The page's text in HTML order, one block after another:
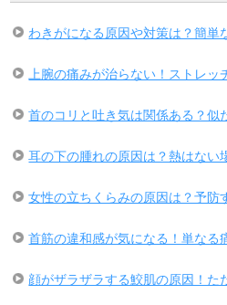
わきがになる原因や対策は？簡単
上腕の痛みが治らない！ストレ
首のコリと吐き気は関係ある？似
耳の下の腫れの原因は？熱はない
女性の立ちくらみの原因は？予防
首筋の違和感が気になる！単なる
顔がザラザラする鮫肌の原因！た